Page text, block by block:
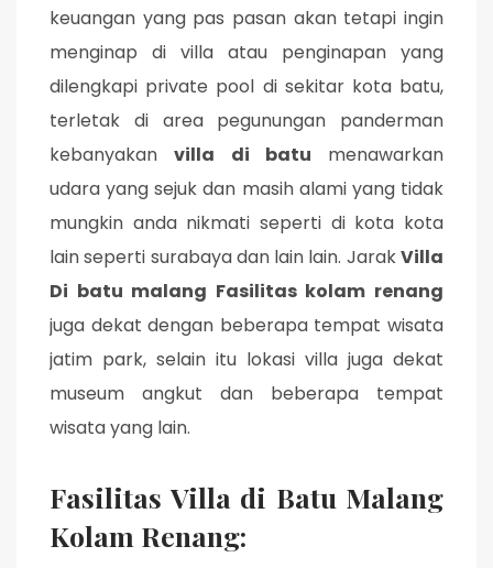
keuangan yang pas pasan akan tetapi ingin
menginap di villa atau penginapan yang
dilengkapi private pool di sekitar kota batu,
terletak di area pegunungan panderman
kebanyakanvilla di batu menawarkan
udara yang sejuk dan masih alami yang tidak
mungkin anda nikmati seperti di kota kota
lain seperti surabaya dan lain lain. JarakVilla
Di batu malang Fasilitas kolam renang
juga dekat dengan beberapa tempat wisata
jatim park, selain itu lokasi villa juga dekat
museum angkut dan beberapa tempat
wisata yang lain.
Fasilitas Villa di Batu Malang
Kolam Renang: